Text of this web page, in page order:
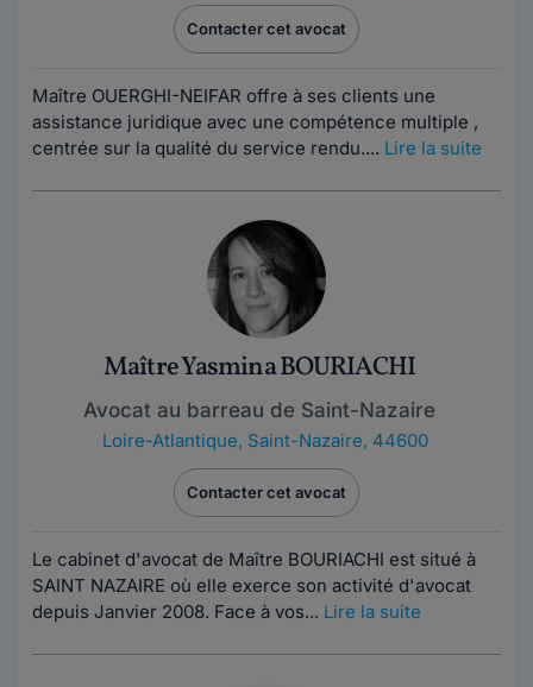
Contacter cet avocat
Maître OUERGHI-NEIFAR offre à ses clients une
assistance juridique avec une compétence multiple ,
centrée sur la qualité du service rendu.... Lire la suite
Maître Yasmina BOURIACHI
Avocat au barreau de Saint-Nazaire
Loire-Atlantique, Saint-Nazaire, 44600
Contacter cet avocat
Le cabinet d'avocat de Maître BOURIACHI est situé à
SAINT NAZAIRE où elle exerce son activité d'avocat
depuis Janvier 2008. Face à vos... Lire la suite